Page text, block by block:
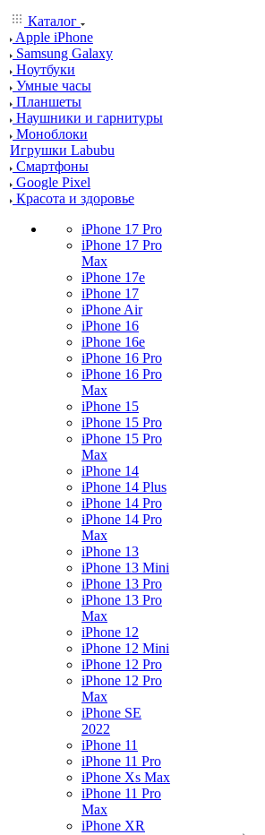
Каталог
Apple iPhone
Samsung Galaxy
Ноутбуки
Умные часы
Планшеты
Наушники и гарнитуры
Моноблоки
Игрушки Labubu
Смартфоны
Google Pixel
Красота и здоровье
iPhone 17 Pro
iPhone 17 Pro
Max
iPhone 17e
iPhone 17
iPhone Air
iPhone 16
iPhone 16e
iPhone 16 Pro
iPhone 16 Pro
Max
iPhone 15
iPhone 15 Pro
iPhone 15 Pro
Max
iPhone 14
iPhone 14 Plus
iPhone 14 Pro
iPhone 14 Pro
Max
iPhone 13
iPhone 13 Mini
iPhone 13 Pro
iPhone 13 Pro
Max
iPhone 12
iPhone 12 Mini
iPhone 12 Pro
iPhone 12 Pro
Max
iPhone SE
2022
iPhone 11
iPhone 11 Pro
iPhone Xs Max
iPhone 11 Pro
Max
iPhone XR